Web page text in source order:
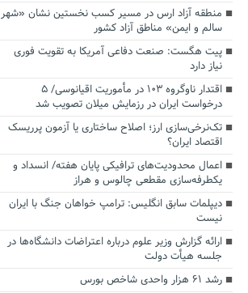
منطقه آزاد ارس در مسیر کسب نخستین نشان «شهر
سالم و ایمن» مناطق آزاد کشور
پیت هگست: صنعت دفاعی آمریکا به تقویت فوری
نیاز دارد
اقتدار ناوگروه ۱۰۳ در مأموریت‌ اقیانوسی/ ۵
درخواست ایران در رزمایش میلان تصویب شد
تک‌نرخی‌سازی ارز؛ اصلاح ساختاری یا آزمون پرریسک
اقتصاد ایران؟
اعمال محدودیت‌های ترافیکی پایان هفته/ انسداد و
یکطرفه‌سازی مقطعی چالوس و هراز
دیپلمات سابق انگلیس:‌ ترامپ خواهان جنگ با ایران
نیست
ارائه گزارش وزیر علوم درباره اعتراضات دانشگاه‌ها در
جلسه هیأت دولت
رشد ۶۱ هزار واحدی شاخص بورس